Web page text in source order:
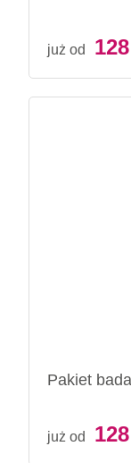
już od 128
Pakiet
już od 128